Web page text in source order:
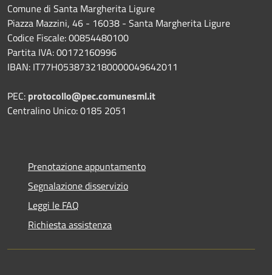
Comune di Santa Margherita Ligure
Piazza Mazzini, 46 - 16038 - Santa Margherita Ligure
Codice Fiscale: 00854480100
Partita IVA: 00172160996
IBAN: IT77H0538732180000049642011
PEC: protocollo@pec.comunesml.it
Centralino Unico: 0185 2051
Prenotazione appuntamento
Segnalazione disservizio
Leggi le FAQ
Richiesta assistenza